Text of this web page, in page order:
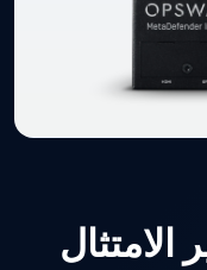
الامتثال